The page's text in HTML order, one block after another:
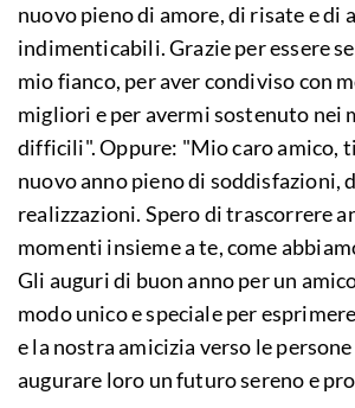
nuovo pieno di amore, di risate e di
indimenticabili. Grazie per essere
mio fianco, per aver condiviso con
migliori e per avermi sostenuto nei
difficili". Oppure: "Mio caro amico,
nuovo anno pieno di soddisfazioni,
realizzazioni. Spero di trascorrere
momenti insieme a te, come
Gli auguri di buon anno per un
modo unico e speciale per
e la nostra amicizia verso le persone
augurare loro un futuro sereno e